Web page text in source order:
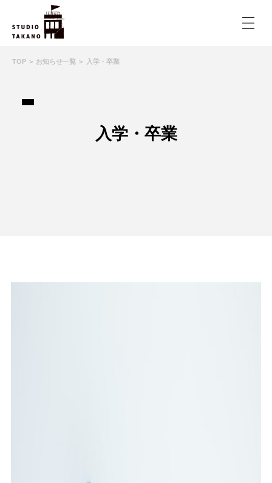
TOP お知らせ一覧 入学・卒業
入学・卒業